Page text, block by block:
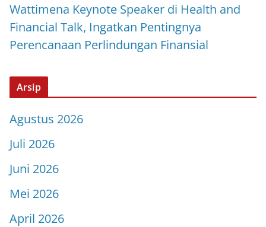
Wattimena Keynote Speaker di Health and
Financial Talk, Ingatkan Pentingnya
Perencanaan Perlindungan Finansial
Arsip
Agustus 2026
Juli 2026
Juni 2026
Mei 2026
April 2026